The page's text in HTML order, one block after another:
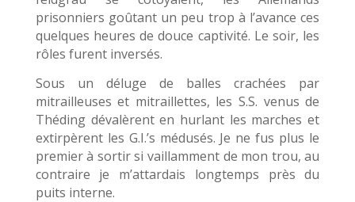
prisonniers goûtant un peu trop à l’avance ces
quelques heures de douce captivité. Le soir, les
rôles furent inversés.
Sous un déluge de balles crachées par
mitrailleuses et mitraillettes, les S.S. venus de
Théding dévalèrent en hurlant les marches et
extirpèrent les G.I.’s médusés. Je ne fus plus le
premier à sortir si vaillamment de mon trou, au
contraire je m’attardais longtemps près du
puits interne.